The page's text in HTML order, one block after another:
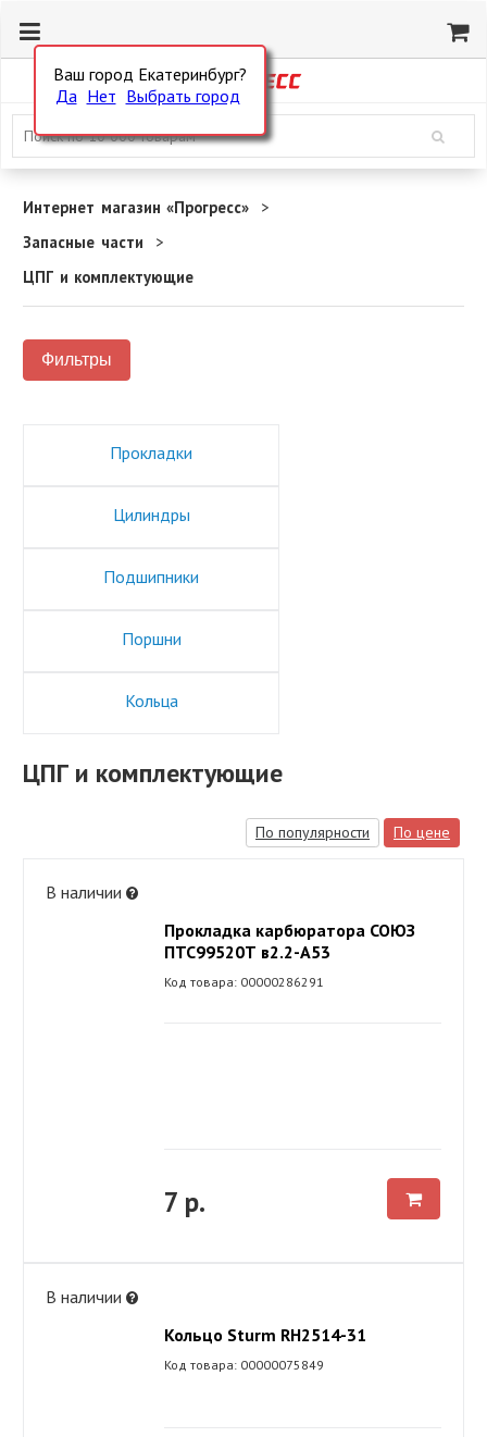
Ваш город Екатеринбург?
Да Нет Выбрать город
Интернет магазин «Прогресс»
Запасные части
ЦПГ и комплектующие
Фильтры
Прокладки
Цилиндры
Подшипники
Поршни
Кольца
ЦПГ и комплектующие
По популярности По цене
В наличии
Прокладка карбюратора СОЮЗ
ПТС99520Т в2.2-А53
Код товара: 00000286291
7 р.
В наличии
Кольцо Sturm RH2514-31
Код товара: 00000075849